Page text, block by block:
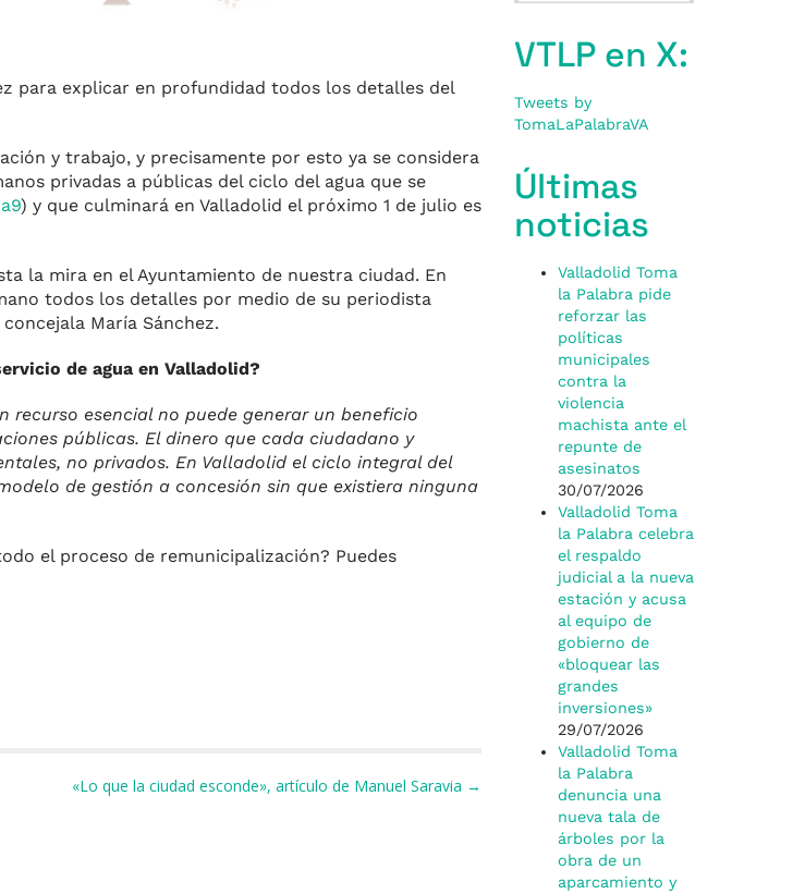
para explicar en profundidad todos los detalles del
y trabajo, y precisamente por esto ya se considera
privadas a públicas del ciclo del agua que se
) y que culminará en Valladolid el próximo 1 de julio es
la mira en el Ayuntamiento de nuestra ciudad. En
todos los detalles por medio de su periodista
María Sánchez.
de agua en Valladolid?
esencial no puede generar un beneficio
públicas. El dinero que cada ciudadano y
no privados. En Valladolid el ciclo integral del
de gestión a concesión sin que existiera ninguna
el proceso de remunicipalización? Puedes
«Lo que la ciudad esconde», artículo de Manuel Saravia →
VTLP en X:
Tweets by
TomaLaPalabraVA
Últimas
noticias
Valladolid Toma
la Palabra pide
reforzar las
políticas
municipales
contra la
violencia
machista ante el
repunte de
asesinatos
30/07/2026
Valladolid Toma
la Palabra celebra
el respaldo
judicial a la nueva
estación y acusa
al equipo de
gobierno de
«bloquear las
grandes
inversiones»
29/07/2026
Valladolid Toma
la Palabra
denuncia una
nueva tala de
árboles por la
obra de un
aparcamiento y